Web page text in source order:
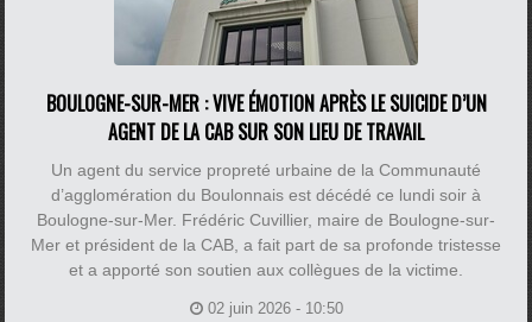
BOULOGNE-SUR-MER : VIVE ÉMOTION APRÈS LE SUICIDE D’UN
AGENT DE LA CAB SUR SON LIEU DE TRAVAIL
Un agent du service propreté urbaine de la Communauté
d’agglomération du Boulonnais est décédé ce lundi soir à
Boulogne-sur-Mer. Frédéric Cuvillier, maire de Boulogne-sur-
Mer et président de la CAB, a fait part de sa profonde tristesse
et a apporté son soutien aux collègues de la victime.
02 juin 2026 - 10:50